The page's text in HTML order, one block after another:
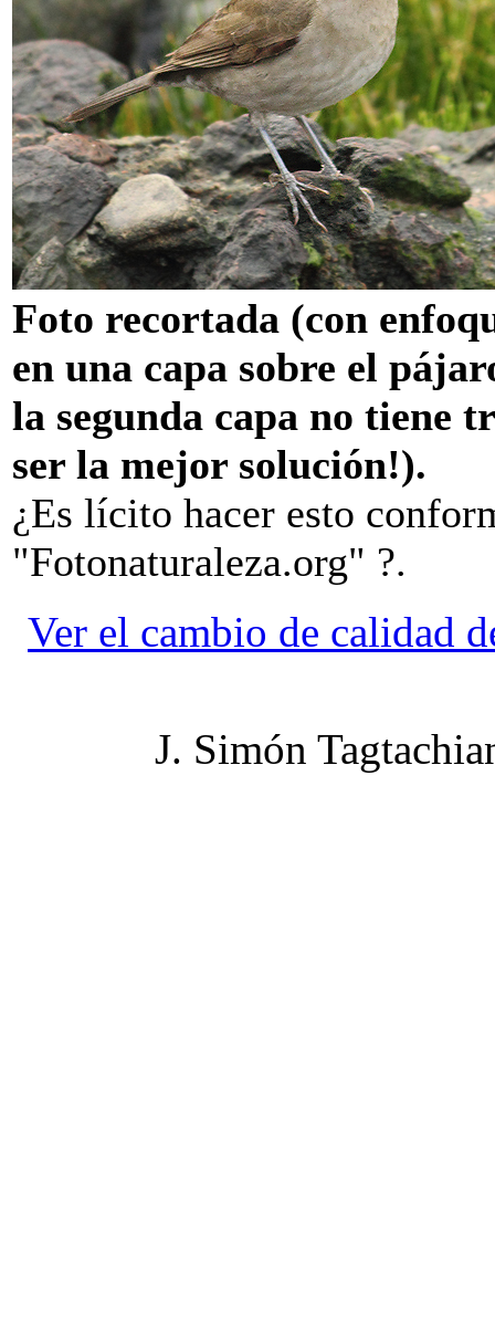
Foto recortada (con
en una capa sobre el
la segunda capa no tiene
ser la mejor solución!).
¿Es lícito hacer esto
"Fotonaturaleza.org" ?.
Ver el cambio de calidad
J. Simón